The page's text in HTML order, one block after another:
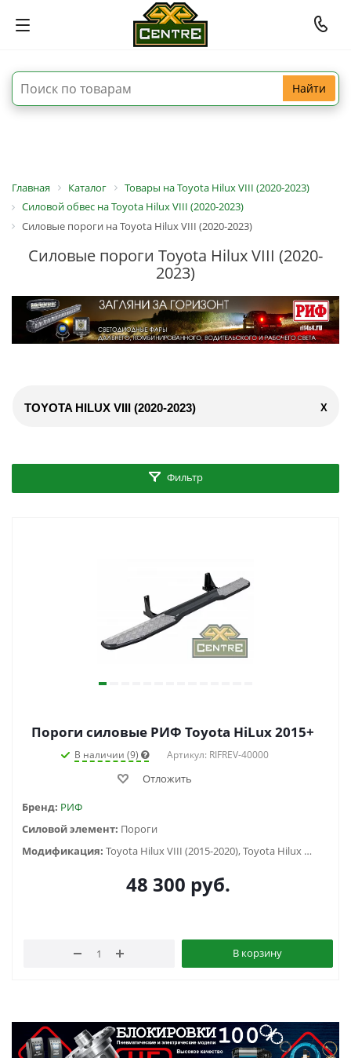
Найти
Главная Каталог
Товары на Toyota Hilux VIII (2020-2023)
Силовой обвес на Toyota Hilux VIII (2020-2023)
Силовые пороги на Toyota Hilux VIII (2020-2023)
Силовые пороги Toyota Hilux VIII (2020-
2023)
TOYOTA HILUX VIII (2020-2023) X
Фильтр
Пороги силовые РИФ Toyota HiLux 2015+
В наличии (9) Артикул: RIFREV-40000
Отложить
Бренд: РИФ
Силовой элемент: Пороги
Модификация:
Toyota Hilux VIII (2015-2020), Toyota Hilux VIII (2020-2023)
48 300 руб.
В корзину